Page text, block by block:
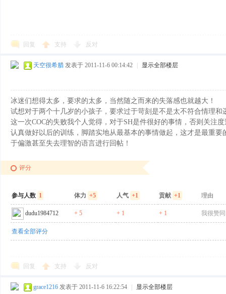
回复 支持 反对
天空很希腊 发表于 2011-11-6 00:14:42 显示全部楼层
冰迷们想得太多，要求的太多，当然随之而来的失落感也就越大！
试想对于两个十几岁的小孩子，要求过于苛刻是不是太不符合情理和
这一次COC的失败我个人觉得，对于SH是件很好的事情，否则关注
认真做好以后的训练，脚踏实地从最基本的事情做起，这才是最重
于偏激甚至失去理智的语言进行回帖！
评分
参与人数 1 体力 +5 人气 +1 贡献 +1 理由
dudu1984712 + 5 + 1 + 1 我很赞同
查看全部评分
回复 支持 反对
grace1216 发表于 2011-11-6 16:22:54 显示全部楼层